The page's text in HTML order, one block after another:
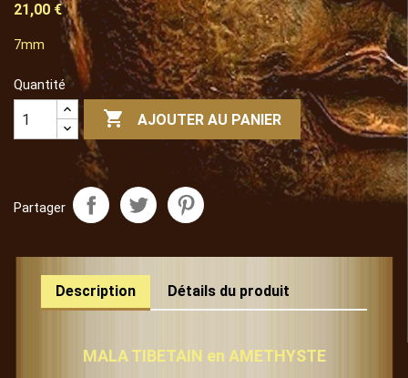
21,00 €
7mm
Quantité
 AJOUTER AU PANIER
Partager
Description Détails du produit
MALA TIBETAIN en AMETHYSTE